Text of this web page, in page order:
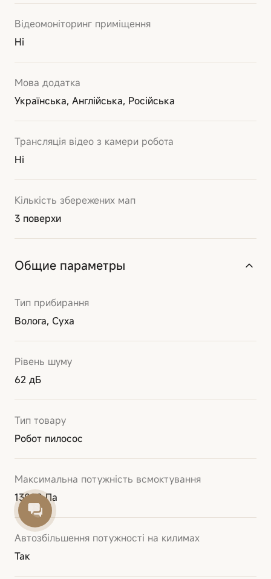
Відеомоніторинг приміщення
Ні
Мова додатка
Українська, Англійська, Російська
Трансляція відео з камери робота
Ні
Кількість збережених мап
3 поверхи
Общие параметры
Тип прибирання
Волога, Суха
Рівень шуму
62 дБ
Тип товару
Робот пилосос
Максимальна потужність всмоктування
13000 Па
Автозбільшення потужності на килимах
Так